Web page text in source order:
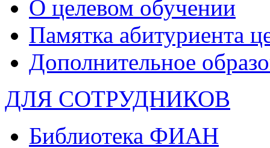
О целевом обучении
Памятка абитуриента
Дополнительное
ДЛЯ СОТРУДНИКОВ
Библиотека ФИАН